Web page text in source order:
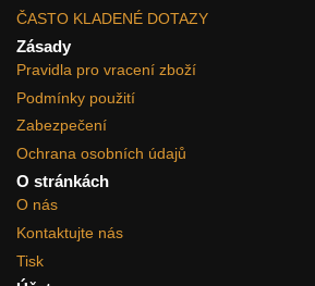
ČASTO KLADENÉ DOTAZY
Zásady
Pravidla pro vracení zboží
Podmínky použití
Zabezpečení
Ochrana osobních údajů
O stránkách
O nás
Kontaktujte nás
Tisk